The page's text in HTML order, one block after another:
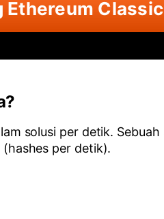
Ethereum Classic
solusi per detik.
per detik).